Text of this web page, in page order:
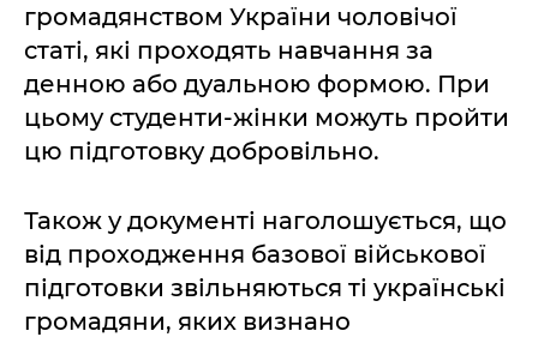
громадянством України чоловічої
статі, які проходять навчання за
денною або дуальною формою. При
цьому студенти-жінки можуть пройти
цю підготовку добровільно.
Також у документі наголошується, що
від проходження базової військової
підготовки звільняються ті українські
громадяни, яких визнано